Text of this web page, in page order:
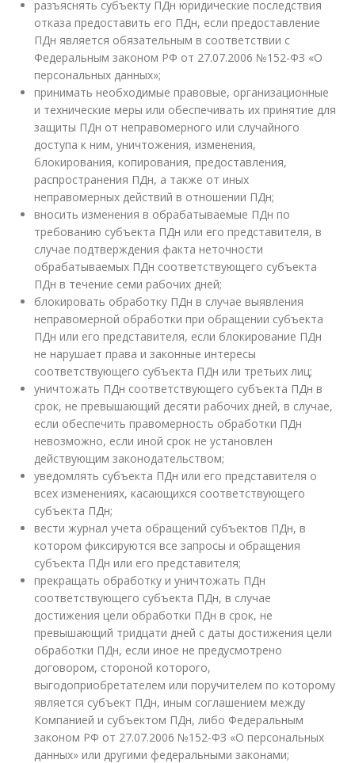
разъяснять субъекту ПДн юридические последствия
отказа предоставить его ПДн, если предоставление
ПДн является обязательным в соответствии с
Федеральным законом РФ от 27.07.2006 №152-ФЗ «О
персональных данных»;
принимать необходимые правовые, организационные
и технические меры или обеспечивать их принятие для
защиты ПДн от неправомерного или случайного
доступа к ним, уничтожения, изменения,
блокирования, копирования, предоставления,
распространения ПДн, а также от иных
неправомерных действий в отношении ПДн;
вносить изменения в обрабатываемые ПДн по
требованию субъекта ПДн или его представителя, в
случае подтверждения факта неточности
обрабатываемых ПДн соответствующего субъекта
ПДн в течение семи рабочих дней;
блокировать обработку ПДн в случае выявления
неправомерной обработки при обращении субъекта
ПДн или его представителя, если блокирование ПДн
не нарушает права и законные интересы
соответствующего субъекта ПДн или третьих лиц;
уничтожать ПДн соответствующего субъекта ПДн в
срок, не превышающий десяти рабочих дней, в случае,
если обеспечить правомерность обработки ПДн
невозможно, если иной срок не установлен
действующим законодательством;
уведомлять субъекта ПДн или его представителя о
всех изменениях, касающихся соответствующего
субъекта ПДн;
вести журнал учета обращений субъектов ПДн, в
котором фиксируются все запросы и обращения
субъекта ПДн или его представителя;
прекращать обработку и уничтожать ПДн
соответствующего субъекта ПДн, в случае
достижения цели обработки ПДн в срок, не
превышающий тридцати дней с даты достижения цели
обработки ПДн, если иное не предусмотрено
договором, стороной которого,
выгодоприобретателем или поручителем по которому
является субъект ПДн, иным соглашением между
Компанией и субъектом ПДн, либо Федеральным
законом РФ от 27.07.2006 №152-ФЗ «О персональных
данных» или другими федеральными законами;